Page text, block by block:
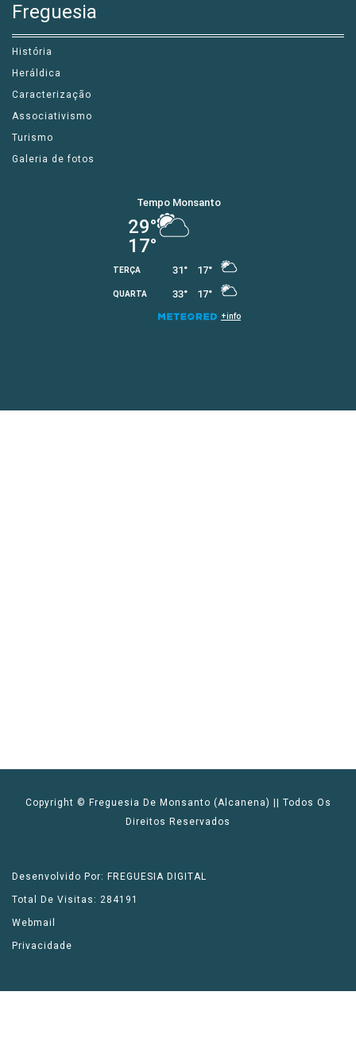
Freguesia
História
Heráldica
Caracterização
Associativismo
Turismo
Galeria de fotos
Copyright © Freguesia De Monsanto (Alcanena) || Todos Os
Direitos Reservados
Desenvolvido Por: FREGUESIA DIGITAL
Total De Visitas: 284191
Webmail
Privacidade